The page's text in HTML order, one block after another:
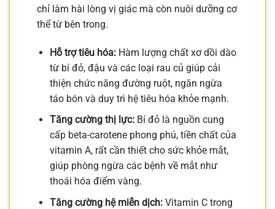
chỉ làm hài lòng vị giác mà còn nuôi dưỡng cơ
thể từ bên trong.
Hỗ trợ tiêu hóa:Hàm lượng chất xơ dồi dào
từ bí đỏ, đậu và các loại rau củ giúp cải
thiện chức năng đường ruột, ngăn ngừa
táo bón và duy trì hệ tiêu hóa khỏe mạnh.
Tăng cường thị lực:Bí đỏ là nguồn cung
cấp beta-carotene phong phú, tiền chất của
vitamin A, rất cần thiết cho sức khỏe mắt,
giúp phòng ngừa các bệnh về mắt như
thoái hóa điểm vàng.
Tăng cường hệ miễn dịch:Vitamin C trong